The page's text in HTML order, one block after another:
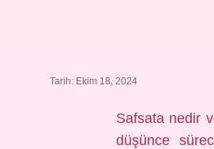
Tarih: Ekim 18, 2024
Safsata nedir
düşünce